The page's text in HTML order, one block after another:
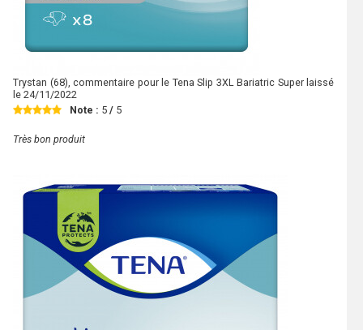
Trystan (68), commentaire pour le Tena Slip 3XL Bariatric Super laissé
le 24/11/2022
Note : 5 / 5
Très bon produit